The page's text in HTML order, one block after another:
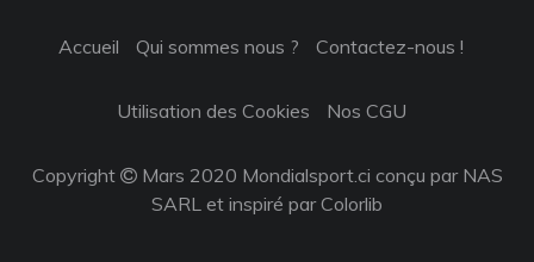
Accueil Qui sommes nous ? Contactez-nous !
Utilisation des Cookies Nos CGU
Copyright
Mars 2020 Mondialsport.ci conçu par NAS
SARL et inspiré parColorlib